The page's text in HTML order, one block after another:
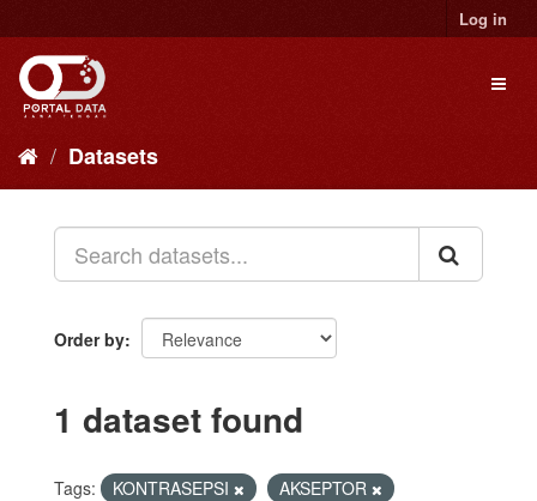
to
content
Log in
Datasets
Order by
1 dataset found
Tags: KONTRASEPSI
AKSEPTOR